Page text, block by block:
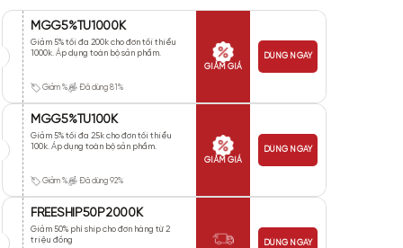
MGG5%TU1000K
Giảm 5% tối đa 200k cho đơn tối thiểu
1000k. Áp dụng toàn bộ sản phẩm.
Giảm % Đã dùng 81%
GIẢM GIÁ
DÙNG NGAY
MGG5%TU100K
Giảm 5% tối đa 25k cho đơn tối thiểu
100k. Áp dụng toàn bộ sản phẩm.
Giảm % Đã dùng 92%
GIẢM GIÁ
DÙNG NGAY
FREESHIP50P2000K
Giảm 50% phí ship cho đơn hàng từ 2
triệu đồng
DÙNG NGAY